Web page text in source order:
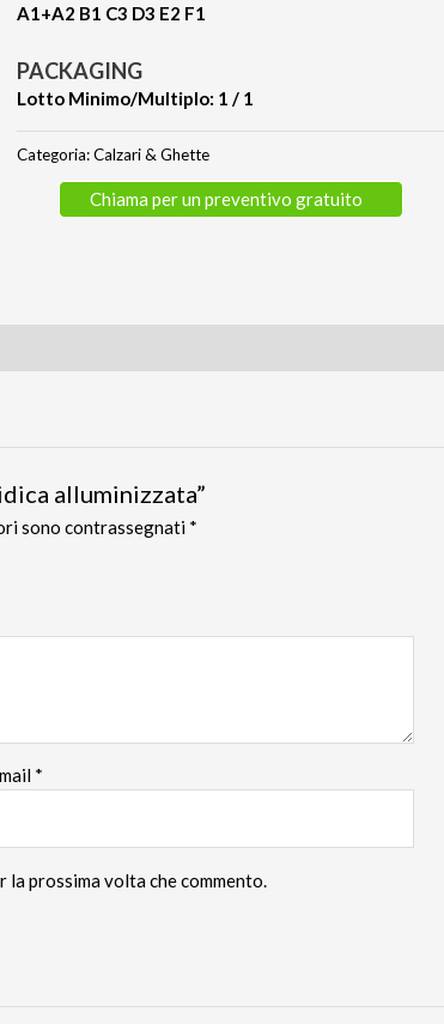
A1+A2 B1 C3 D3 E2 F1
PACKAGING
Lotto Minimo/Multiplo: 1 / 1
Categoria:Calzari & Ghette
Chiama per un preventivo gratuito
alluminizzata”
sono contrassegnati *
*
la prossima volta che commento.